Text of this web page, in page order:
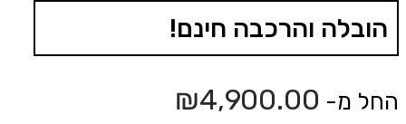
הובלה והרכבה חינם!
החל מ- ₪4,900.00